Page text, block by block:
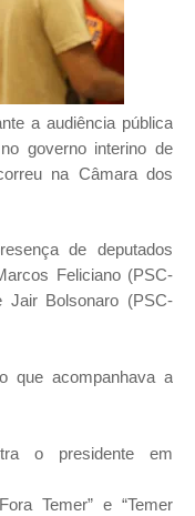
a audiência pública
governo interino de
na Câmara dos
de deputados
Feliciano (PSC-
Jair Bolsonaro (PSC-
que acompanhava a
o presidente em
Temer” e “Temer